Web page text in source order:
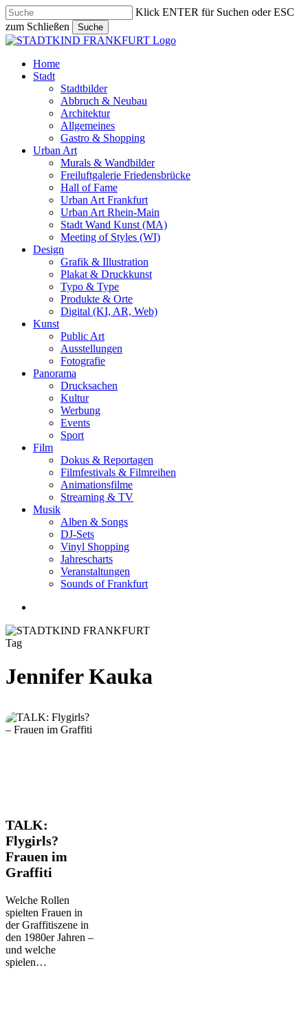
Skip
to
main
content
Klick ENTER für Suchen oder ESC
zum Schließen
Suche
Close
search
Menu
Home
Stadt
Stadtbilder
Abbruch & Neubau
Architektur
Allgemeines
Gastro & Shopping
Urban Art
Murals & Wandbilder
Freiluftgalerie Friedensbrücke
Hall of Fame
Urban Art Frankfurt
Urban Art Rhein-Main
Stadt Wand Kunst (MA)
Meeting of Styles (WI)
Design
Grafik & Illustration
Plakat & Druckkunst
Typo & Type
Produkte & Orte
Digital (KI, AR, Web)
Kunst
Public Art
Ausstellungen
Fotografie
Panorama
Drucksachen
Kultur
Werbung
Events
Sport
Film
Dokus & Reportagen
Filmfestivals & Filmreihen
Animationsfilme
Streaming & TV
Musik
Alben & Songs
DJ-Sets
Vinyl Shopping
Jahrescharts
Veranstaltungen
Sounds of Frankfurt
Tag
Jennifer Kauka
TALK:
Flygirls?
Frauen
im
Graffiti
TALK:
Flygirls?
Frauen im
Graffiti
Welche Rollen
spielten Frauen in
der Graffitiszene in
den 1980er Jahren –
und welche
spielen…